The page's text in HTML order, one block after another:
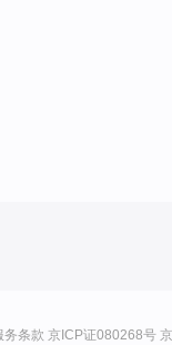
务条款 京ICP证080268号